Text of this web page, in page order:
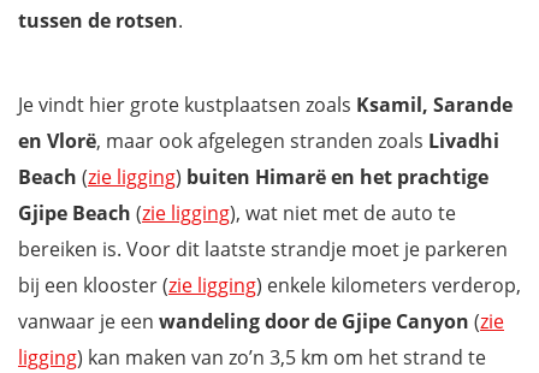
tussen de rotsen.
Je vindt hier grote kustplaatsen zoals Ksamil, Sarande
en Vlorë, maar ook afgelegen stranden zoals Livadhi
Beach (zie ligging) buiten Himarë en het prachtige
Gjipe Beach (zie ligging), wat niet met de auto te
bereiken is. Voor dit laatste strandje moet je parkeren
bij een klooster (zie ligging) enkele kilometers verderop,
vanwaar je een wandeling door de Gjipe Canyon (zie
ligging) kan maken van zo’n 3,5 km om het strand te